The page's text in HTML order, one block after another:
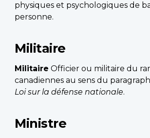
physiques et psychologiques de
personne.
Militaire
Militaire Officier ou militaire du
canadiennes au sens du
Loi sur la défense nationale.
Ministre